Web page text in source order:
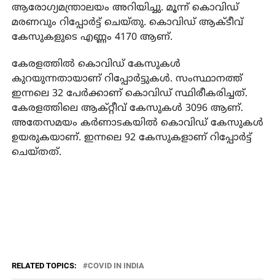
ആരോഗ്യമന്ത്രാലയം അറിയിച്ചു. മൂന്ന് കൊവിഡ്
മരണവും റിപ്പോര്‍ട്ട് ചെയ്തു. കൊവിഡ് ആക്ടീവ്
കേസുകളുടെ എണ്ണം 4170 ആണ്.
കേരളത്തില്‍ കൊവിഡ് കേസുകള്‍
കുറയുന്നതായാണ് റിപ്പോര്‍ട്ടുകള്‍. സംസ്ഥാനത്ത്
ഇന്നലെ 32 പേര്‍ക്കാണ് കൊവിഡ് സ്ഥിരീകരിച്ചത്.
കേരളത്തിലെ ആക്റ്റീവ് കേസുകള്‍ 3096 ആണ്.
അതേസമയം കര്‍ണാടകയില്‍ കൊവിഡ് കേസുകള്‍
ഉയരുകയാണ്. ഇന്നലെ 92 കേസുകളാണ് റിപ്പോര്‍ട്ട്
ചെയ്തത്.
RELATED TOPICS: COVID IN INDIA